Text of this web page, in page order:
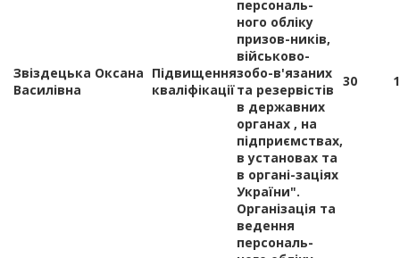
Звіздецька Оксана
Василівна
Підвищення
кваліфікації
персональ-
ного обліку
призов-ників,
військово-
зобо-в'язаних
та резервістів
в державних
органах , на
підприємствах,
в установах та
в органі-заціях
України".
30 1
Організація та
ведення
персональ-